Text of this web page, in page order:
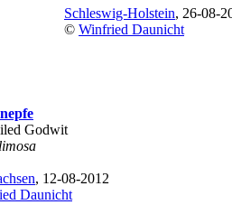
Schleswig-Holstein, 26-08-
© Winfried Daunicht
Godwit
, 12-08-2012
Daunicht